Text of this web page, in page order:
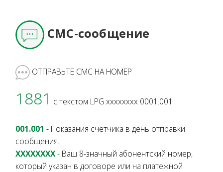
СМС-сообщение
ОТПРАВЬТЕ СМС НА НОМЕР
1881 с текстом LPG xxxxxxxx 0001.001
001.001 - Показания счетчика в день отправки
сообщения.
XXXXXXXX- Ваш 8-значный абонентский номер,
который указан в договоре или на платежной